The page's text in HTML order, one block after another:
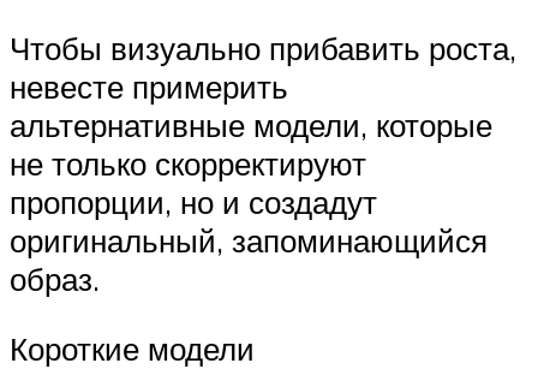
Чтобы визуально прибавить роста,
невесте примерить
альтернативные модели, которые
не только скорректируют
пропорции, но и создадут
оригинальный, запоминающийся
образ.
Короткие модели